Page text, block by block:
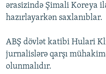
AZADLIQRADIOSU MOBIL
XƏBƏR BÜLLETENLƏRIMIZ
RFE/RL-in bütün saytları
ərasizində Şimali Koreya
hazırlayarkən saxlanıblar.
ABŞ dövlət katibi Hulari
jurnalislərə qarşı
olunmalıdır.